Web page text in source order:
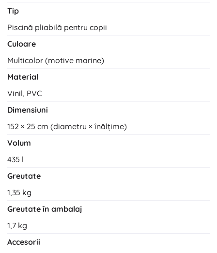
Tip
Piscină pliabilă pentru copii
Culoare
Multicolor (motive marine)
Material
Vinil, PVC
Dimensiuni
152 × 25 cm (diametru × înălțime)
Volum
435 l
Greutate
1,35 kg
Greutate în ambalaj
1,7 kg
Accesorii